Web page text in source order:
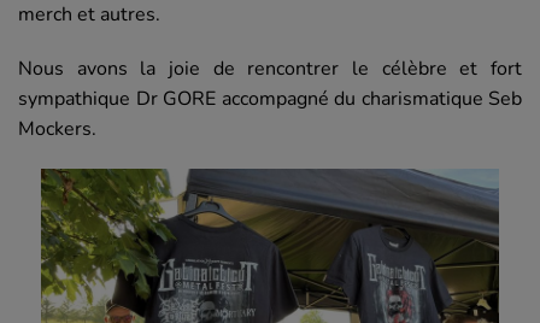
merch et autres.
Nous avons la joie de rencontrer le célèbre et fort
sympathique Dr GORE accompagné du charismatique Seb
Mockers.